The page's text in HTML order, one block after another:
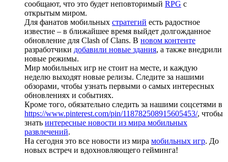
сообщают, что это будет неповторимый RPG с
открытым миром.
Для фанатов мобильных стратегий есть радостное
известие – в ближайшее время выйдет долгожданное
обновление для Clash of Clans. В новом контенте
разработчики добавили новые здания, а также внедрили
новые режимы.
Мир мобильных игр не стоит на месте, и каждую
неделю выходят новые релизы. Следите за нашими
обзорами, чтобы узнать первыми о самых интересных
обновлениях и событиях.
Кроме того, обязательно следить за нашими соцсетями в
https://www.pinterest.com/pin/118782508915605453/, чтобы
знать интересные новости из мира мобильных
развлечений.
На сегодня это все новости из мира мобильных игр. До
новых встреч и вдохновляющего гейминга!